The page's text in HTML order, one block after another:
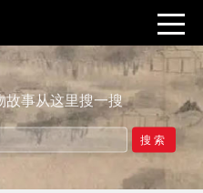
故事从这里搜一搜
搜索